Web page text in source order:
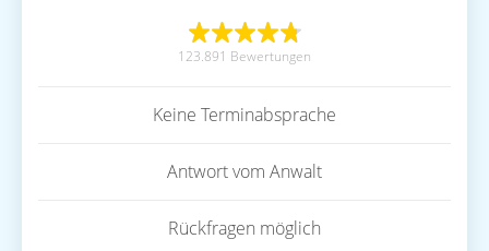
123.891 Bewertungen
Keine Terminabsprache
Antwort vom Anwalt
Rückfragen möglich